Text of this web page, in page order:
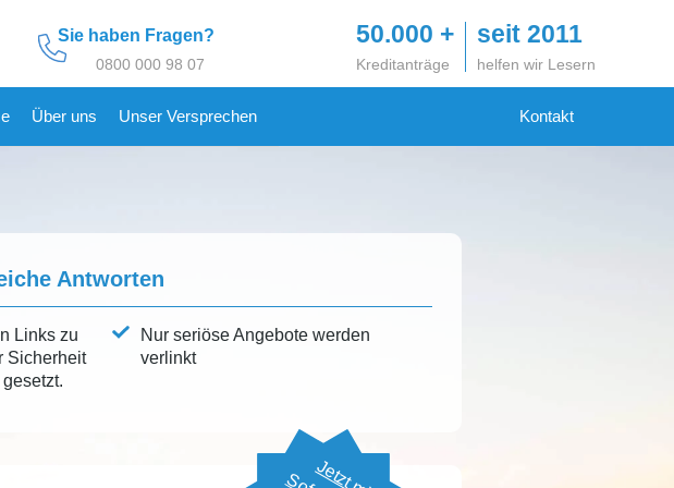
Sie haben Fragen?
0800 000 98 07
50.000 +
Kreditanträge
seit 2011
helfen wir Lesern
Über uns Unser Versprechen Kontakt
Antworten
Links zu
Sicherheit
Nur seriöse Angebote werden
verlinkt